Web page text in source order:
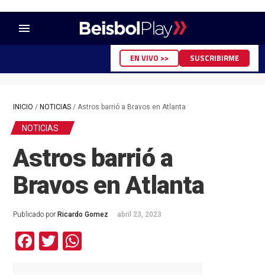
menu
EN VIVO >> SUSCRIBIRME
INICIO / NOTICIAS/ Astros barrió a Bravos en Atlanta
NOTICIAS
Astros barrió a
Bravos en Atlanta
Publicado por Ricardo Gomez abril 23, 2023
Facebook
TwitterWhatsApp